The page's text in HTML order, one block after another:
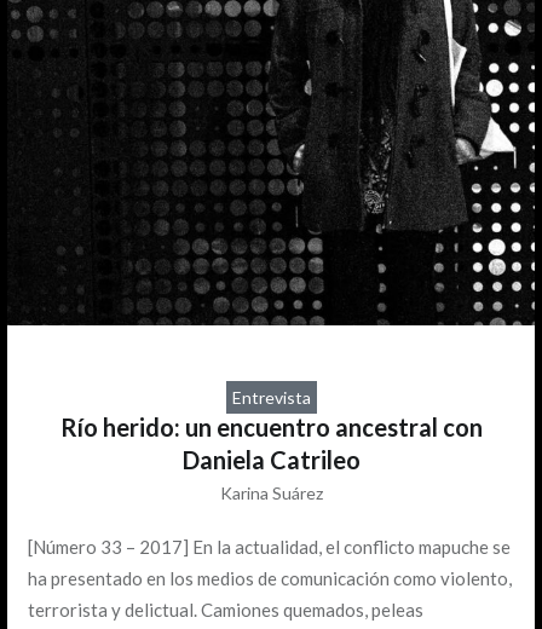
Entrevista
Río herido: un encuentro ancestral con
Daniela Catrileo
Karina Suárez
[Número 33 – 2017] En la actualidad, el conflicto mapuche se
ha presentado en los medios de comunicación como violento,
terrorista y delictual. Camiones quemados, peleas